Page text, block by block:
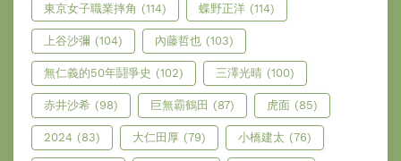
東京女子職業摔角 (114) 蝶野正洋 (114)
上谷沙彌 (104) 內藤哲也 (103)
無仁義的50年鬪爭史 (102) 三澤光晴 (100)
赤井沙希 (98) 巨無霸鶴田 (87) 虎面 (85)
2024 (83) 大仁田厚 (79) 小橋建太 (76)